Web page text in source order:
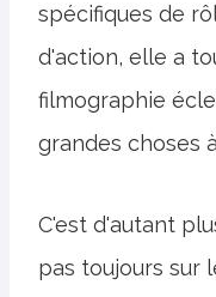
spécifiques de
d'action, elle a
filmographie
grandes choses
C'est d'autant
pas toujours sur